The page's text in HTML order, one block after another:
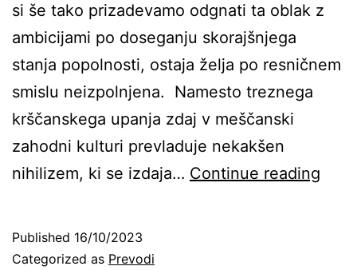
si še tako prizadevamo odgnati ta oblak z
ambicijami po doseganju skorajšnjega
stanja popolnosti, ostaja želja po resničnem
smislu neizpolnjena. Namesto treznega
krščanskega upanja zdaj v meščanski
zahodni kulturi prevladuje nekakšen
nihilizem, ki se izdaja… Continue reading
Published 16/10/2023
Categorized as Prevodi